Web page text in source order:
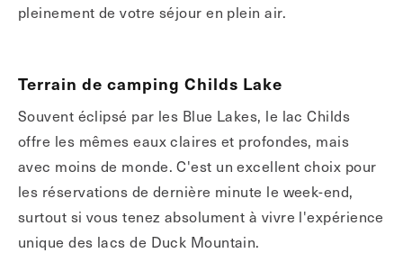
pleinement de votre séjour en plein air.
Terrain de camping Childs Lake
Souvent éclipsé par les Blue Lakes, le lac Childs
offre les mêmes eaux claires et profondes, mais
avec moins de monde. C'est un excellent choix pour
les réservations de dernière minute le week-end,
surtout si vous tenez absolument à vivre l'expérience
unique des lacs de Duck Mountain.